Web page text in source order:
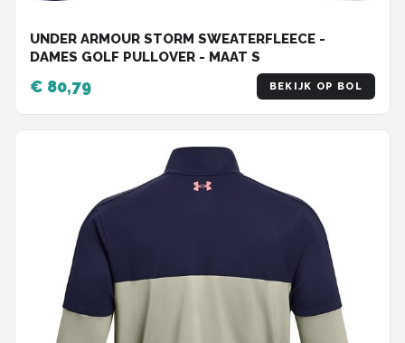
UNDER ARMOUR STORM SWEATERFLEECE -
DAMES GOLF PULLOVER - MAAT S
€ 80,79 BEKIJK OP BOL